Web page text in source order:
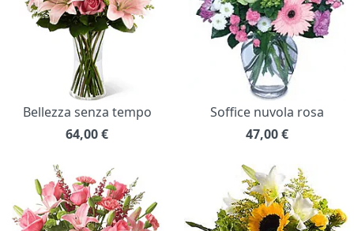
Bellezza senza tempo
64,00€
Soffice nuvola rosa
47,00€